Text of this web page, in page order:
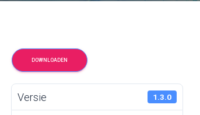
DOWNLOADEN
Versie 1.3.0